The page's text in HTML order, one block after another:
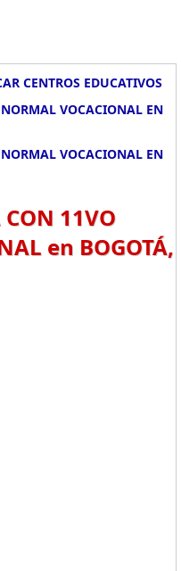
CENTROS EDUCATIVOS
VOCACIONAL EN
VOCACIONAL EN
11VO
en BOGOTÁ,